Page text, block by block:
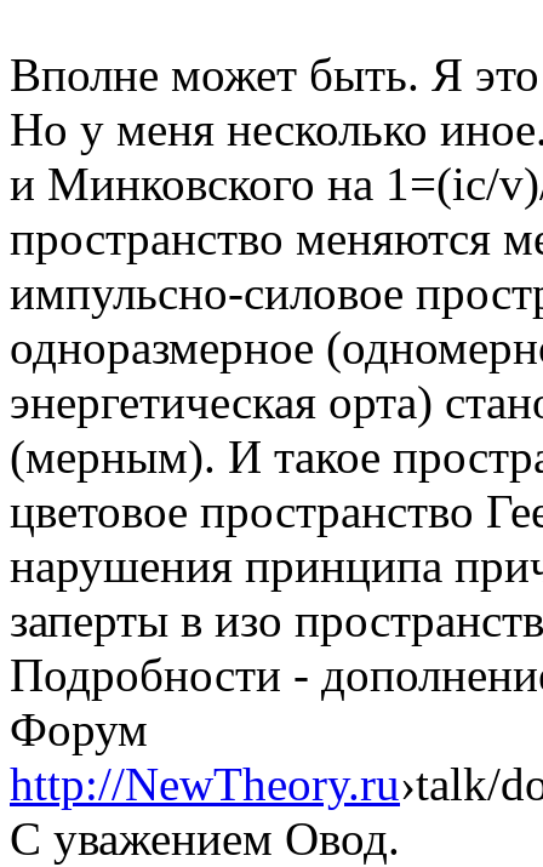
Вполне может быть. Я это
Но у меня несколько
и Минковского на 1=(ic/
пространство меняются
импульсно-силовое
одноразмерное
энергетическая орта)
(мерным). И такое
цветовое пространство
нарушения принципа
заперты в изо
Подробности -
Форум
http://NewTheory.ru›talk/
С уважением Овод.